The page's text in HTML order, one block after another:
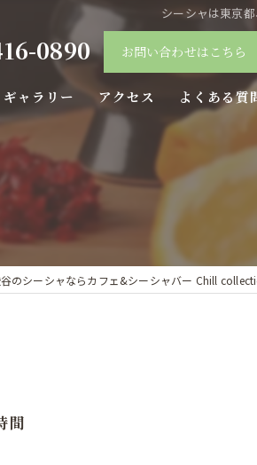
シーシャは東京
0890 お問い合わせはこちら
ギャラリー アクセス よくある質
のシーシャならカフェ&シーシャバー Chill
間